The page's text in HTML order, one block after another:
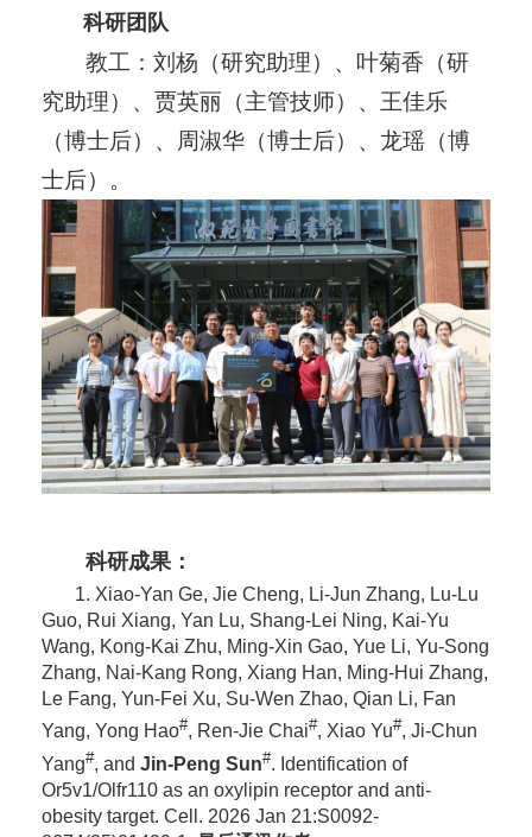
科研团队
教工：刘杨（研究助理）、叶菊香（研
究助理）、贾英丽（主管技师）、王佳乐
（博士后）、周淑华（博士后）、龙瑶（博
士后）。
科研成果：
1. Xiao-Yan Ge, Jie Cheng, Li-Jun Zhang, Lu-Lu
Guo, Rui Xiang, Yan Lu, Shang-Lei Ning, Kai-Yu
Wang, Kong-Kai Zhu, Ming-Xin Gao, Yue Li, Yu-Song
Zhang, Nai-Kang Rong, Xiang Han, Ming-Hui Zhang,
Le Fang, Yun-Fei Xu, Su-Wen Zhao, Qian Li, Fan
Yang, Yong Hao#, Ren-Jie Chai#, Xiao Yu#, Ji-Chun
Yang#, and Jin-Peng Sun#. Identification of
Or5v1/Olfr110 as an oxylipin receptor and anti-
obesity target. Cell. 2026 Jan 21:S0092-